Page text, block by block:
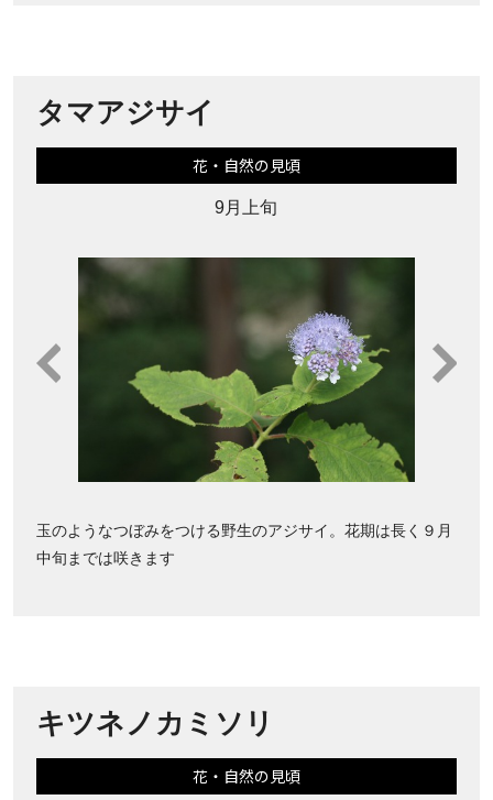
タマアジサイ
花・自然の見頃
9月上旬
玉のようなつぼみをつける野生のアジサイ。花期は長く９月
中旬までは咲きます
キツネノカミソリ
花・自然の見頃